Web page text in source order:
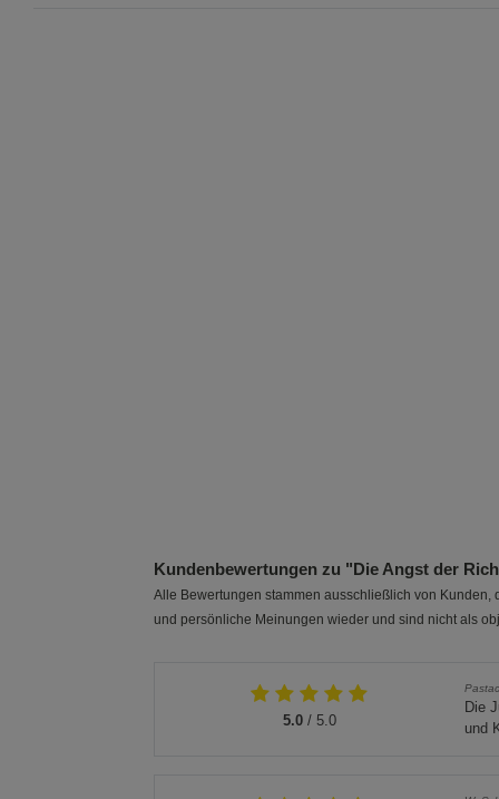
Kundenbewertungen zu "Die Angst der
Alle Bewertungen stammen ausschließlich von
und persönliche Meinungen wieder und sind nicht als
5.0/ 5.0
Die
und